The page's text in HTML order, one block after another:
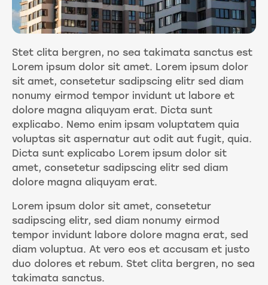
Stet clita bergren, no sea takimata sanctus est
Lorem ipsum dolor sit amet. Lorem ipsum dolor
sit amet, consetetur sadipscing elitr sed diam
nonumy eirmod tempor invidunt ut labore et
dolore magna aliquyam erat. Dicta sunt
explicabo. Nemo enim ipsam voluptatem quia
voluptas sit aspernatur aut odit aut fugit, quia.
Dicta sunt explicabo Lorem ipsum dolor sit
amet, consetetur sadipscing elitr sed diam
dolore magna aliquyam erat.
Lorem ipsum dolor sit amet, consetetur
sadipscing elitr, sed diam nonumy eirmod
tempor invidunt labore dolore magna erat, sed
diam voluptua. At vero eos et accusam et justo
duo dolores et rebum. Stet clita bergren, no sea
takimata sanctus.